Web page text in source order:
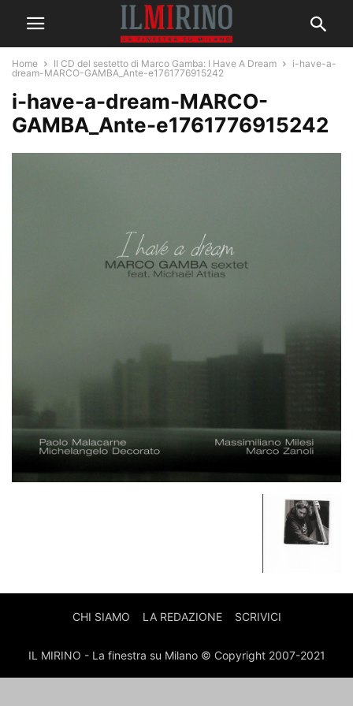
Home Il CD del sestetto di Marco Gamba: I Have A Dream
i-have-a-
dream-MARCO-GAMBA_Ante-e1761776915242
i-have-a-dream-MARCO-
GAMBA_Ante-e1761776915242
CHI SIAMO LA REDAZIONE SCRIVICI
IL MIRINO - La finestra su Milano © Copyright 2007-2021